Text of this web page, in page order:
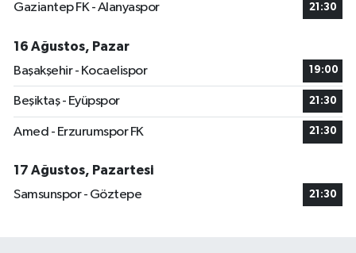
Gaziantep FK - Alanyaspor 21:30
16 Ağustos, Pazar
Başakşehir - Kocaelispor
19:00
Beşiktaş - Eyüpspor 21:30
Amed - Erzurumspor FK 21:30
17 Ağustos, Pazartesi
Samsunspor - Göztepe
21:30